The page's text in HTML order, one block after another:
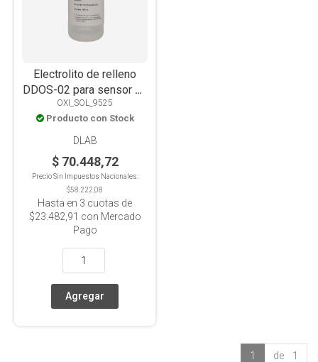
Electrolito de relleno
DDOS-02 para sensor de
OD polarografico
OXI_SOL_9525
Producto con Stock
DLAB
$ 70.448,72
Precio Sin Impuestos Nacionales:
$58.222,08
Hasta en 3 cuotas de
$23.482,91 con Mercado
Pago
1 de 1